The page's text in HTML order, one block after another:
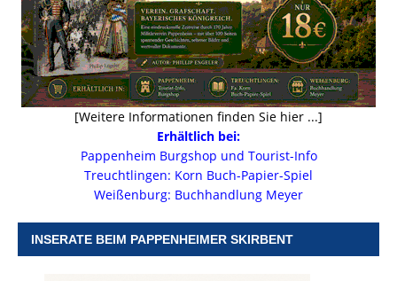
[Weitere Informationen finden Sie hier ...]
Erhältlich bei:
Pappenheim Burgshop und Tourist-Info
Treuchtlingen: Korn Buch-Papier-Spiel
Weißenburg: Buchhandlung Meyer
INSERATE BEIM PAPPENHEIMER SKIRBENT